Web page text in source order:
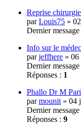
Reprise
parLouis75 »
Dernier
Info sur le
parjeffhere » 06
Dernier
Réponses : 1
Phallo Dr M
parmounit » 04
Dernier
Réponses : 9